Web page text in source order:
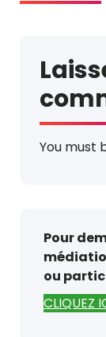
You must
Pour
ou
CLIQUEZ